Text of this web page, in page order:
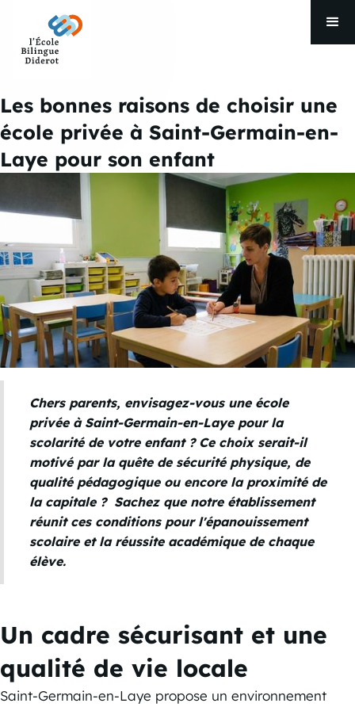
Les bonnes raisons de choisir une
école privée à Saint-Germain-en-
Laye pour son enfant
Chers parents, envisagez-vous une école
privée à Saint-Germain-en-Laye pour la
scolarité de votre enfant ? Ce choix serait-il
motivé par la quête de sécurité physique, de
qualité pédagogique ou encore la proximité de
la capitale ? Sachez que notre établissement
réunit ces conditions pour l'épanouissement
scolaire et la réussite académique de chaque
élève.
Un cadre sécurisant et une
qualité de vie locale
Saint-Germain-en-Laye propose un environnement